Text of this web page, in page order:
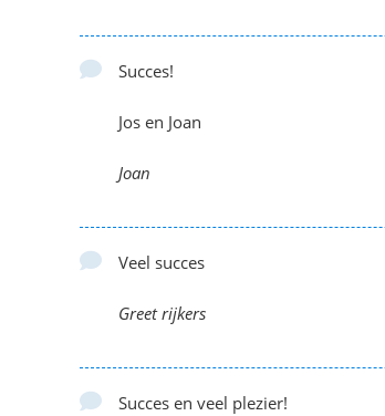
Succes!
Jos en Joan
Joan
Veel succes
Greet rijkers
Succes en veel plezier!